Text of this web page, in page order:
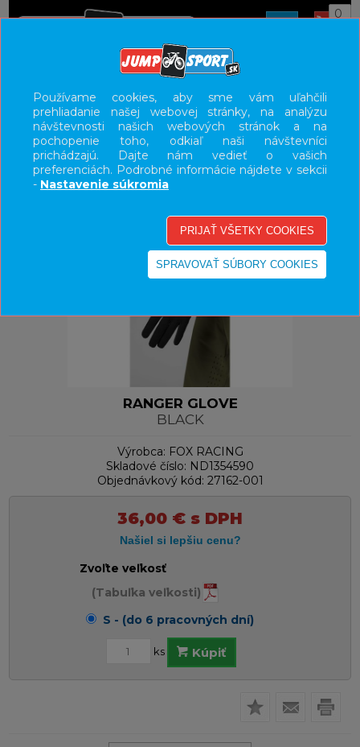
0
UŽÍVATEĽSKÝ PANEL
KATEGÓRIE
HLAVNÉ MENU
RANGER GLOVE
BLACK
Výrobca: FOX RACING
Skladové číslo: ND1354590
Objednávkový kód: 27162-001
36,00 € s DPH
Zvoľte veľkosť
(Tabuľka veľkosti)
S - (do 6 pracovných dní)
ks Kúpiť
Používame cookies, aby sme vám uľahčili
prehliadanie našej webovej stránky, na analýzu
návštevnosti našich webových stránok a na
pochopenie toho, odkiaľ naši návštevníci
prichádzajú. Dajte nám vedieť o vašich
preferenciách. Podrobné informácie nájdete v sekcii
- Nastavenie súkromia